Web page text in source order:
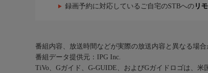
録画予約に対応しているご自宅のSTBへの リ
番組内容、放送時間などが実際の放送内容と異なる場合
番組データ提供元：IPG Inc.
TiVo、Gガイド、G-GUIDE、およびGガイドロゴは、